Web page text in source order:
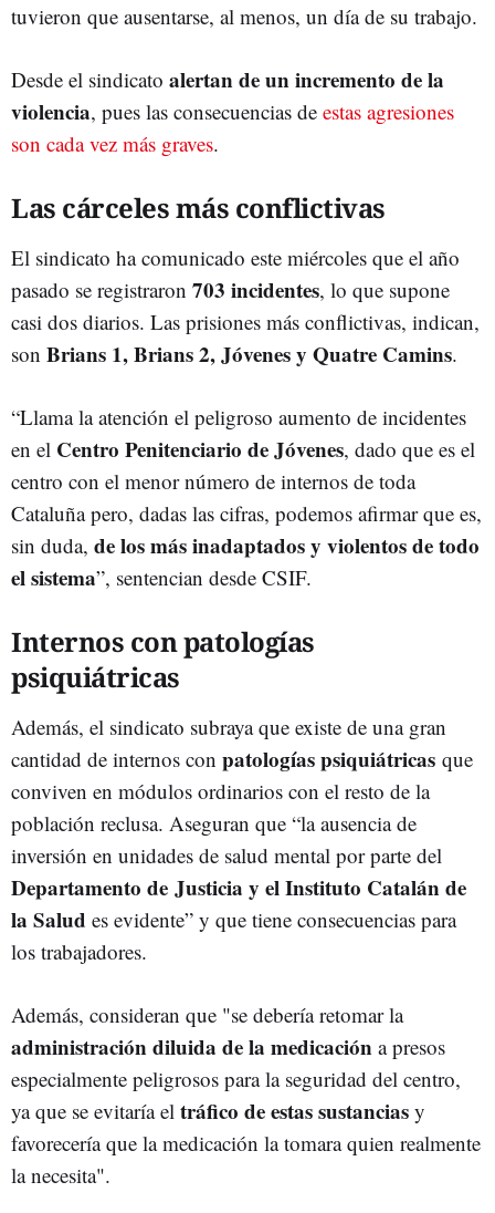
tuvieron que ausentarse, al menos, un día de su trabajo.
Desde el sindicato alertan de un incremento de la
violencia, pues las consecuencias de estas agresiones
son cada vez más graves.
Las cárceles más conflictivas
El sindicato ha comunicado este miércoles que el año
pasado se registraron 703 incidentes, lo que supone
casi dos diarios. Las prisiones más conflictivas, indican,
son Brians 1, Brians 2, Jóvenes y Quatre Camins.
“Llama la atención el peligroso aumento de incidentes
en el Centro Penitenciario de Jóvenes, dado que es el
centro con el menor número de internos de toda
Cataluña pero, dadas las cifras, podemos afirmar que es,
sin duda, de los más inadaptados y violentos de todo
el sistema”, sentencian desde CSIF.
Internos con patologías
psiquiátricas
Además, el sindicato subraya que existe de una gran
cantidad de internos con patologías psiquiátricas que
conviven en módulos ordinarios con el resto de la
población reclusa. Aseguran que “la ausencia de
inversión en unidades de salud mental por parte del
Departamento de Justicia y el Instituto Catalán de
la Salud es evidente” y que tiene consecuencias para
los trabajadores.
Además, consideran que "se debería retomar la
administración diluida de la medicación a presos
especialmente peligrosos para la seguridad del centro,
ya que se evitaría el tráfico de estas sustancias y
favorecería que la medicación la tomara quien realmente
la necesita".